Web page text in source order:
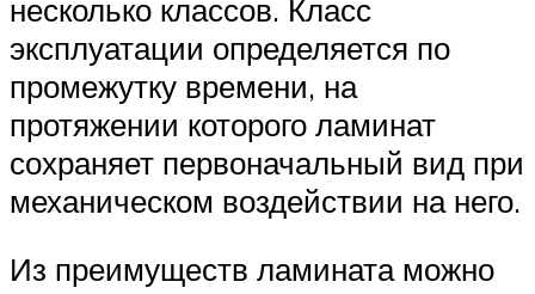
несколько классов. Класс
эксплуатации определяется по
промежутку времени, на
протяжении которого ламинат
сохраняет первоначальный вид при
механическом воздействии на него.
Из преимуществ ламината можно